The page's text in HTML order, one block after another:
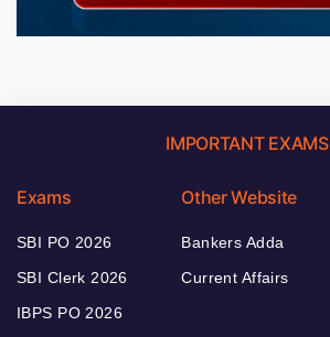
IMPORTANT EXAMS
Exams
SBI PO 2026
SBI Clerk 2026
IBPS PO 2026
Other Website
Bankers Adda
Current Affairs